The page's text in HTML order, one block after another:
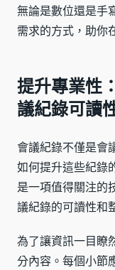
無論是數位還是手
需求的方式，助你
提升專業性
議紀錄可讀
會議紀錄不僅是會
如何提升這些紀錄
是一項值得關注的
議紀錄的可讀性和
為了讓資訊一目瞭
分內容。每個小節